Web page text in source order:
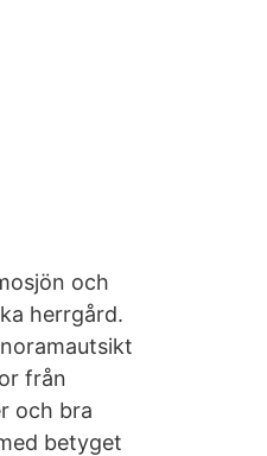
och
herrgård.
från
och bra
betyget